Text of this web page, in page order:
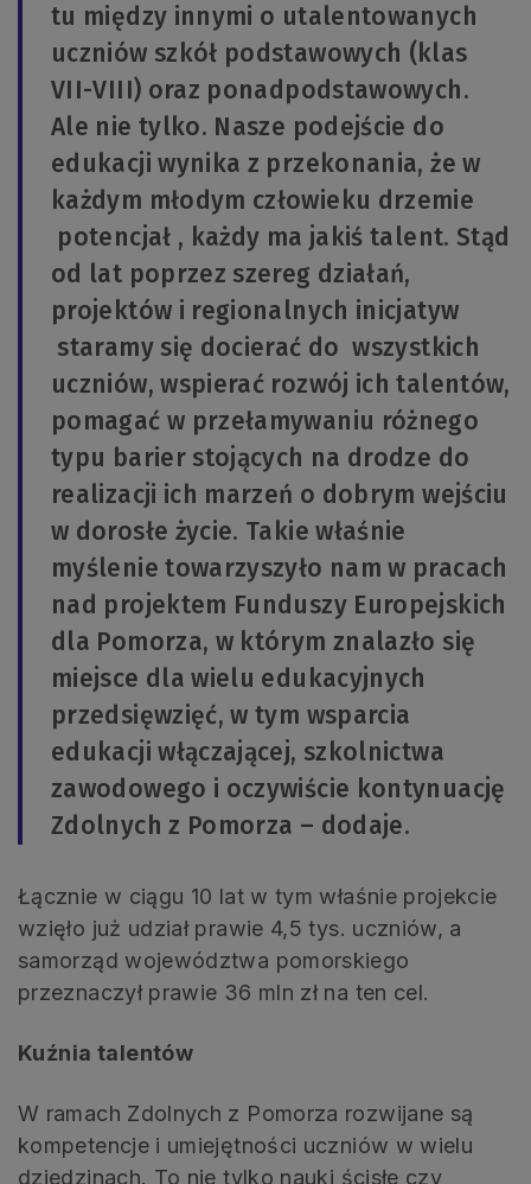
tu między innymi o utalentowanych
uczniów szkół podstawowych (klas
VII-VIII) oraz ponadpodstawowych.
Ale nie tylko. Nasze podejście do
edukacji wynika z przekonania, że w
każdym młodym człowieku drzemie
potencjał , każdy ma jakiś talent. Stąd
od lat poprzez szereg działań,
projektów i regionalnych inicjatyw
staramy się docierać do wszystkich
uczniów, wspierać rozwój ich talentów,
pomagać w przełamywaniu różnego
typu barier stojących na drodze do
realizacji ich marzeń o dobrym wejściu
w dorosłe życie. Takie właśnie
myślenie towarzyszyło nam w pracach
nad projektem Funduszy Europejskich
dla Pomorza, w którym znalazło się
miejsce dla wielu edukacyjnych
przedsięwzięć, w tym wsparcia
edukacji włączającej, szkolnictwa
zawodowego i oczywiście kontynuację
Zdolnych z Pomorza – dodaje.
Łącznie w ciągu 10 lat w tym właśnie projekcie
wzięło już udział prawie 4,5 tys. uczniów, a
samorząd województwa pomorskiego
przeznaczył prawie 36 mln zł na ten cel.
Kuźnia talentów
W ramach Zdolnych z Pomorza rozwijane są
kompetencje i umiejętności uczniów w wielu
dziedzinach. To nie tylko nauki ścisłe czy